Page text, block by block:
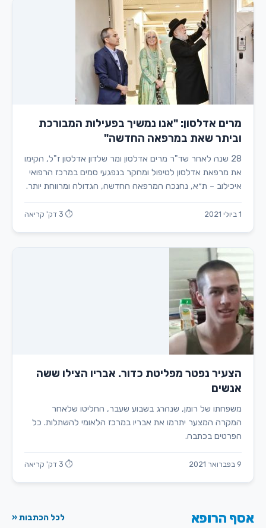
מרים אדלסון: "אנו נמשיך בפעילות המבורכת
וביתר שאת במרפאה החדשה"
28 שנה לאחר שד"ר מרים אדלסון ומר שלדון אדלסון ז"ל, הקימו
את מרפאת אדלסון לטיפול ומחקר בנפגעי סמים במרכז הרפואי
איכילוב – ת״א, נחנכה המרפאה החדשה, הגדולה ומרווחת יותר.
1 ביולי 2021 ⏱ 3 דק' קריאה
הצעיר נפטר מפליטת כדור. אבריו הצילו ששה
אנשים
משפחתו של רומן, שנהרג בשבוע שעבר, החליטו שלאחר
המקרה המצער יתרמו את אבריו במרכז הלאומי להשתלות. כל
הפרטים בכתבה.
9 בפברואר 2021 ⏱ 3 דק' קריאה
אסף הרופא לכל הכתבות «